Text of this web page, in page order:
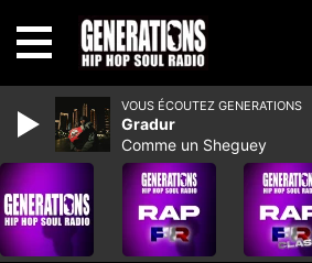
VOUS ÉCOUTEZ GENERATIONS
Gradur
Comme un Sheguey